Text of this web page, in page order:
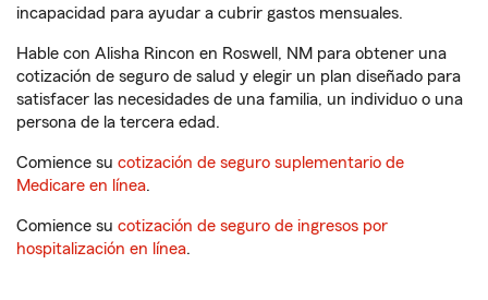
incapacidad para ayudar a cubrir gastos mensuales.
Hable con Alisha Rincon en Roswell, NM para obtener una
cotización de seguro de salud y elegir un plan diseñado para
satisfacer las necesidades de una familia, un individuo o una
persona de la tercera edad.
Comience su cotización de seguro suplementario de
Medicare en línea.
Comience su cotización de seguro de ingresos por
hospitalización en línea.